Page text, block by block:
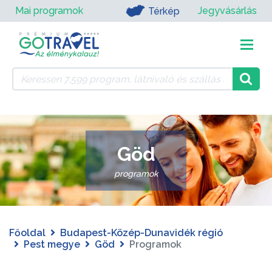
Mai programok Térkép Jegyvásárlás
Göd
programok
Főoldal
Budapest-Közép-Dunavidék régió
Pest megye
Göd Programok